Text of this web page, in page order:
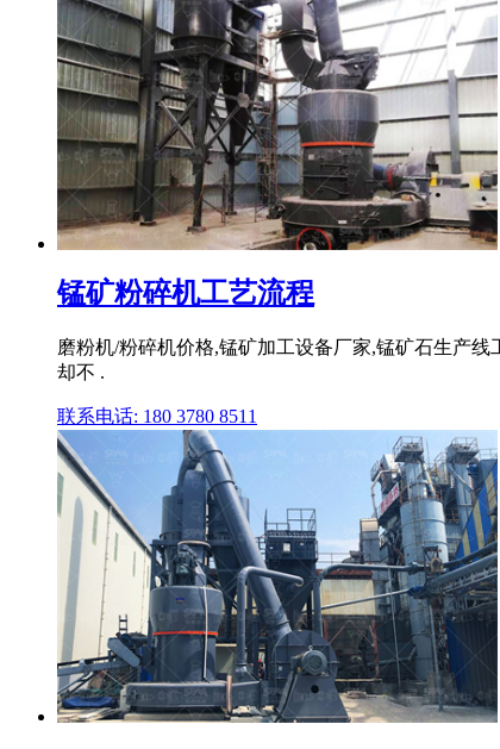
锰矿粉碎机工艺流程
磨粉机/粉碎机价格,锰矿加工设备厂家,锰矿石生产
却不 .
联系电话: 180 3780 8511